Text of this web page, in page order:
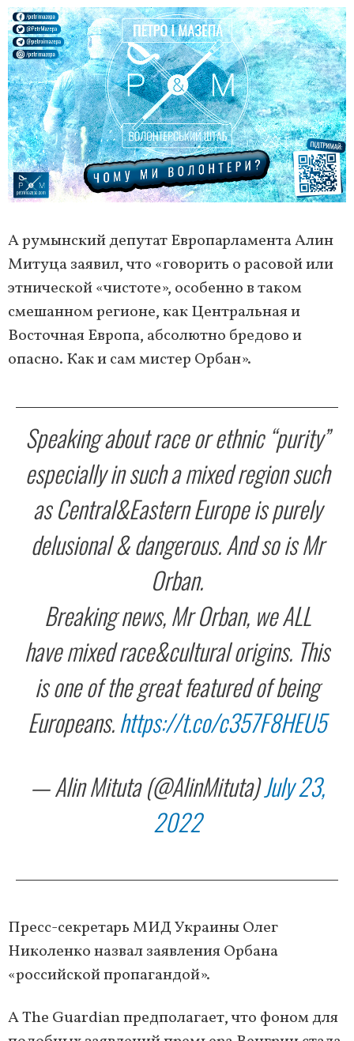
А румынский депутат Европарламента Алин
Митуца заявил, что «говорить о расовой или
этнической «чистоте», особенно в таком
смешанном регионе, как Центральная и
Восточная Европа, абсолютно бредово и
опасно. Как и сам мистер Орбан».
Speaking about race or ethnic “purity”
especially in such a mixed region such
as Central&Eastern Europe is purely
delusional & dangerous. And so is Mr
Orban.
Breaking news, Mr Orban, we ALL
have mixed race&cultural origins. This
is one of the great featured of being
Europeans.https://t.co/c357F8HEU5
— Alin Mituta (@AlinMituta)July 23,
2022
Пресс-секретарь МИД Украины Олег
Николенко назвал заявления Орбана
«российской пропагандой».
А The Guardian предполагает, что фоном для